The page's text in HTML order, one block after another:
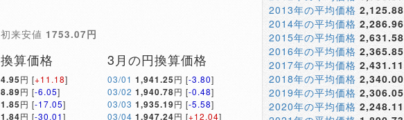
来安値 1753.07円
算価格
円 [+11.18]
円 [-6.05]
円 [-17.05]
円 [-30.01]
3月の円換算価格
03/01 1,941.25円 [-3.80]
03/02 1,940.78円 [-0.48]
03/03 1,935.19円 [-5.58]
03/04 1,947.24円 [+12.04]
2013年の平均価格 2,125.88
2014年の平均価格 2,286.96
2015年の平均価格 2,631.58
2016年の平均価格 2,365.85
2017年の平均価格 2,431.11
2018年の平均価格 2,340.00
2019年の平均価格 2,306.05
2020年の平均価格 2,248.11